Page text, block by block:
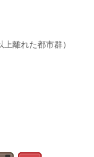
離れた都市群）